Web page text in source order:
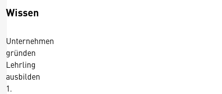
n
0
1
4
Wissen
Unternehmen
gründen
Lehrling
ausbilden
1.